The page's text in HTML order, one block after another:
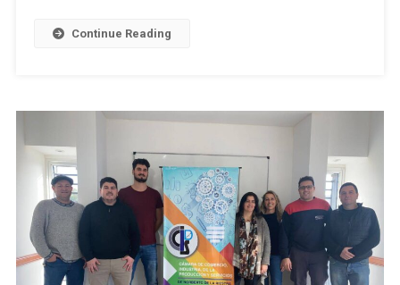
En
25
Mayo
Continue Reading